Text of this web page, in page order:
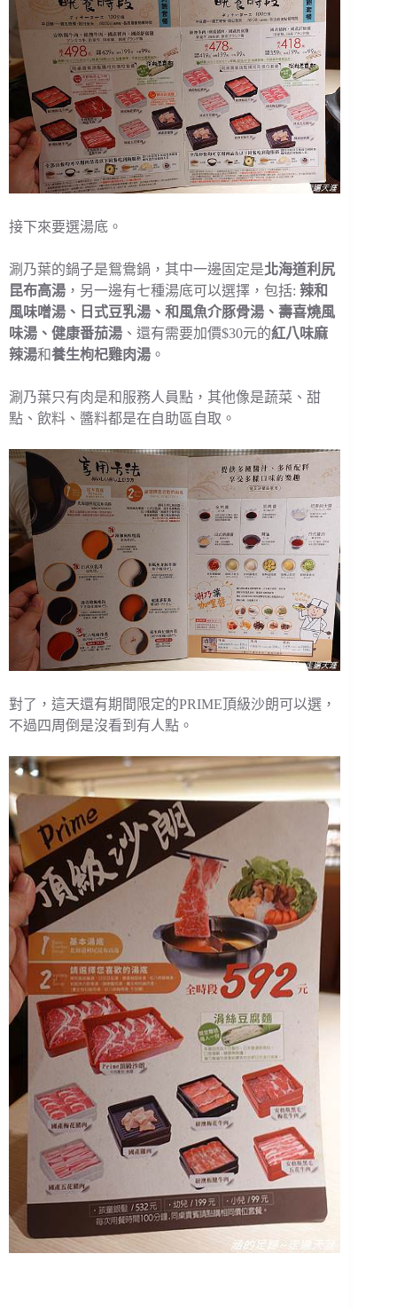
接下來要選湯底。
涮乃葉的鍋子是鴛鴦鍋，其中一邊固定是北海道利尻
昆布高湯 ，另一邊有七種湯底可以選擇，包括: 辣和
風味噌湯、日式豆乳湯、和風魚介豚骨湯、壽喜燒風
味湯、健康番茄湯 、還有需要加價$30元的紅八味麻
辣湯和養生枸杞雞肉湯 。
涮乃葉只有肉是和服務人員點，其他像是蔬菜、甜
點、飲料、醬料都是在自助區自取。
對了，這天還有期間限定的PRIME頂級沙朗可以選，
不過四周倒是沒看到有人點。